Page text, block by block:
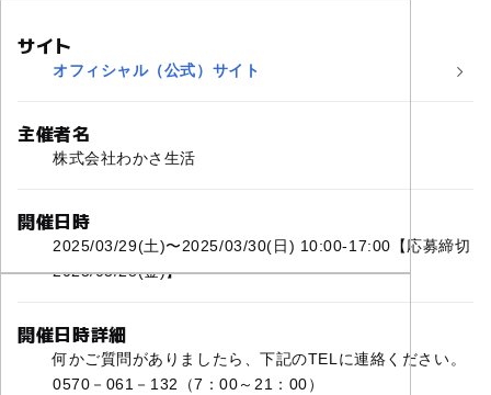
サイト
オフィシャル（公式）サイト
主催者名
株式会社わかさ生活
開催日時
2025/03/29(土)〜2025/03/30(日) 10:00-17:00【応募締切
2025/03/28(金)】
開催日時詳細
何かご質問がありましたら、下記のTELに連絡ください。
0570－061－132（7：00～21：00）